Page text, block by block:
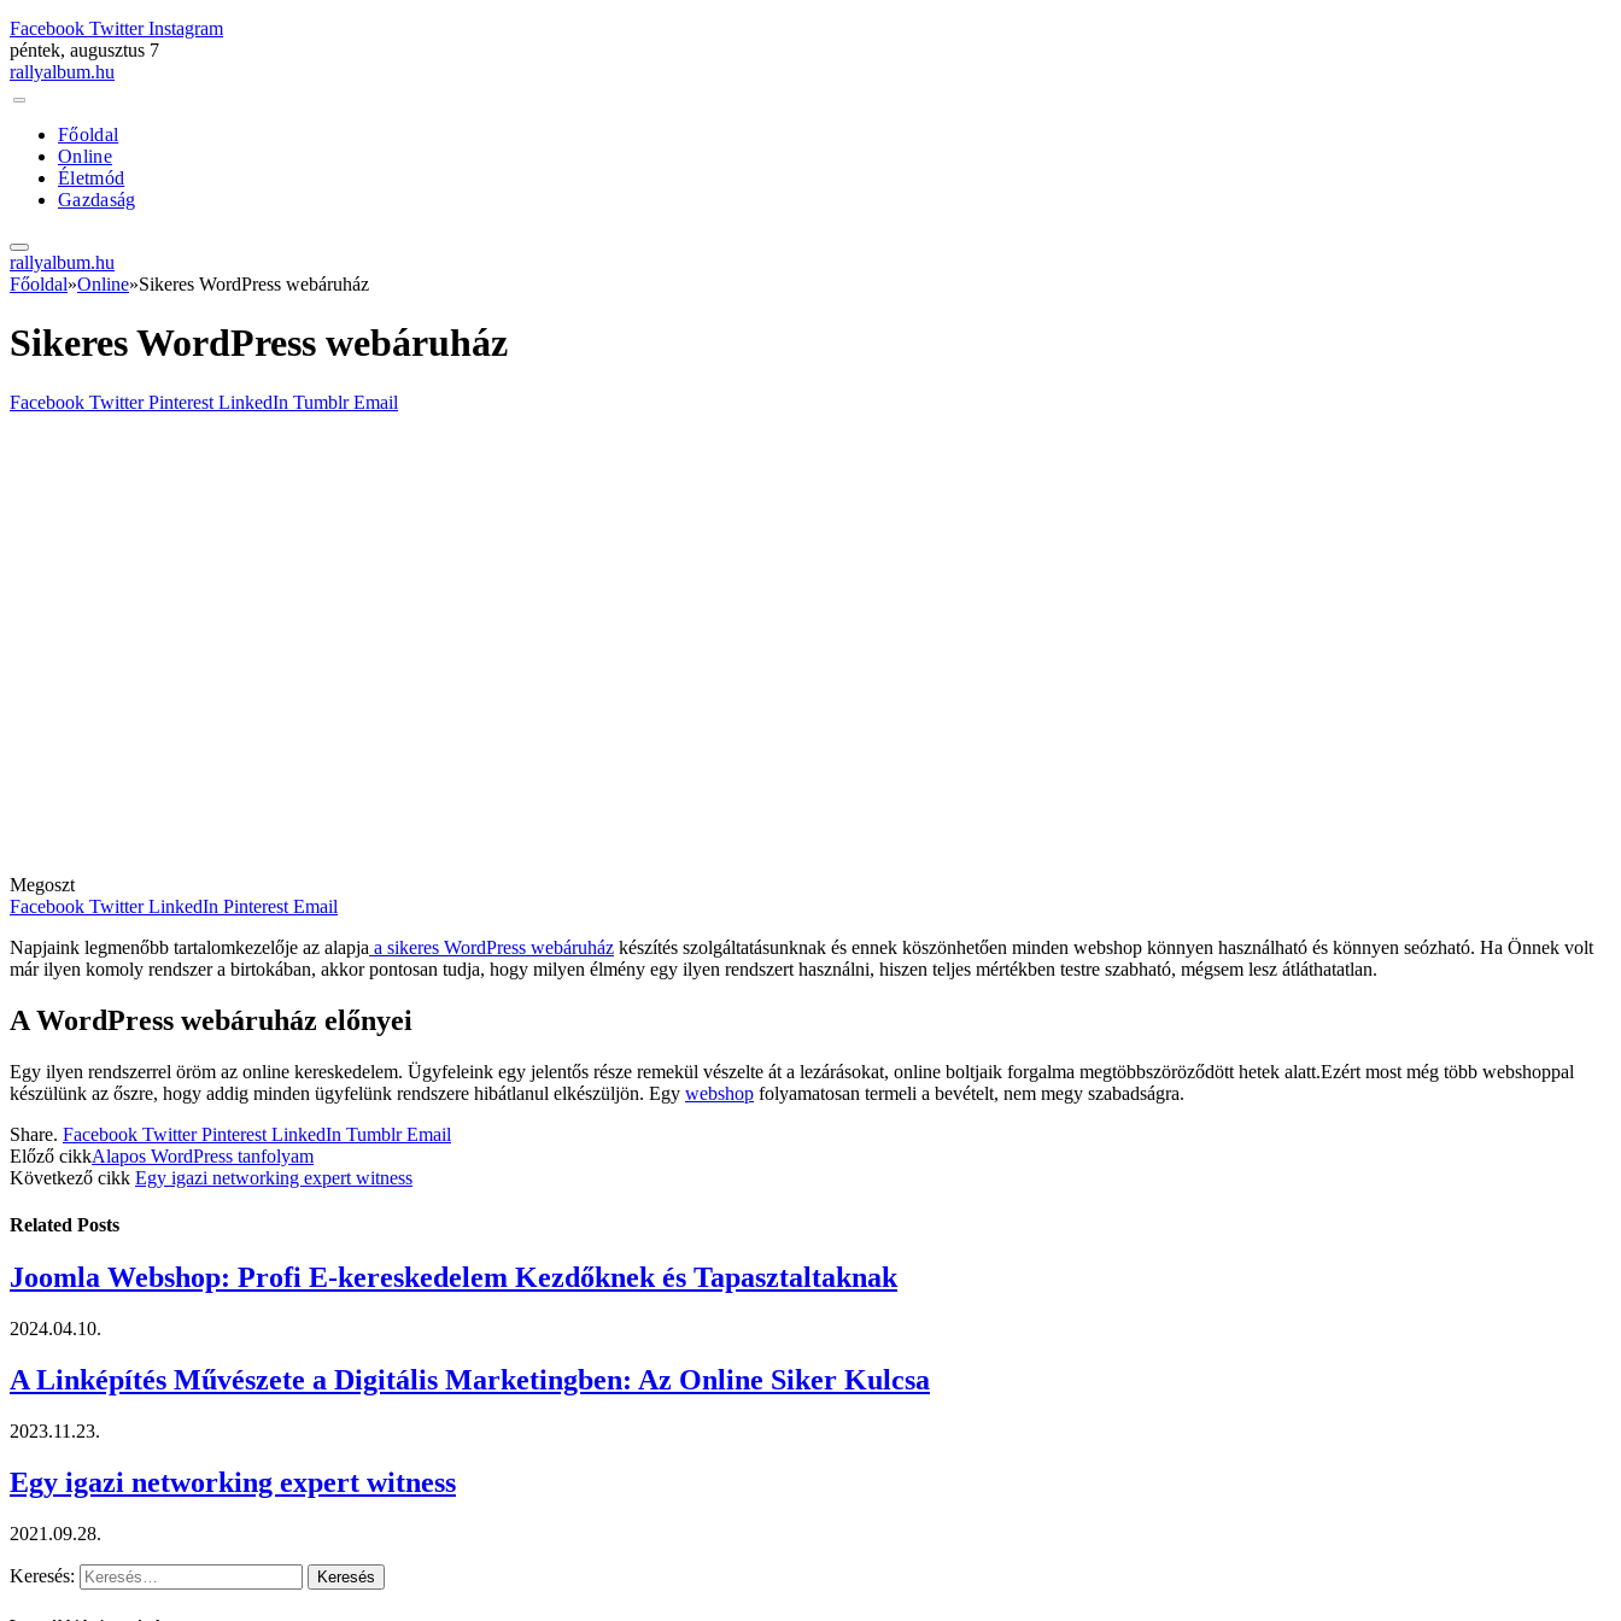
Facebook Twitter Instagram
péntek, augusztus 7
rallyalbum.hu
Főoldal
Online
Életmód
Gazdaság
rallyalbum.hu
Főoldal»Online»Sikeres WordPress webáruház
Sikeres WordPress webáruház
Facebook Twitter Pinterest LinkedIn Tumblr Email
Megoszt
Facebook Twitter LinkedIn Pinterest Email
Napjaink legmenőbb tartalomkezelője az alapja a sikeres WordPress webáruház készítés szolgáltatásunknak és ennek köszönhetően minden webshop könnyen használható és könnyen seózható. Ha Önnek volt
már ilyen komoly rendszer a birtokában, akkor pontosan tudja, hogy milyen élmény egy ilyen rendszert használni, hiszen teljes mértékben testre szabható, mégsem lesz átláthatatlan.
A WordPress webáruház előnyei
Egy ilyen rendszerrel öröm az online kereskedelem. Ügyfeleink egy jelentős része remekül vészelte át a lezárásokat, online boltjaik forgalma megtöbbszöröződött hetek alatt.Ezért most még több webshoppal
készülünk az őszre, hogy addig minden ügyfelünk rendszere hibátlanul elkészüljön. Egy webshop folyamatosan termeli a bevételt, nem megy szabadságra.
Share. Facebook Twitter Pinterest LinkedIn Tumblr Email
Előző cikkAlapos WordPress tanfolyam
Következő cikk Egy igazi networking expert witness
Related Posts
Joomla Webshop: Profi E-kereskedelem Kezdőknek és Tapasztaltaknak
2024.04.10.
A Linképítés Művészete a Digitális Marketingben: Az Online Siker Kulcsa
2023.11.23.
Egy igazi networking expert witness
2021.09.28.
Keresés: